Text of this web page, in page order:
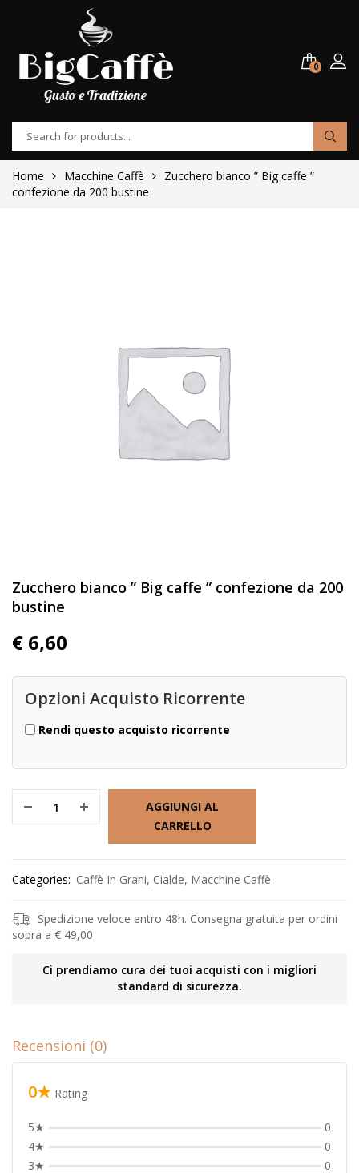
0
Home Macchine Caffè
Zucchero bianco ” Big caffe ”
confezione da 200 bustine
Zucchero bianco ” Big caffe ” confezione da 200
bustine
€ 6,60
Opzioni Acquisto Ricorrente
Rendi questo acquisto ricorrente
AGGIUNGI AL
CARRELLO
Categories: Caffè In Grani, Cialde, Macchine Caffè
Spedizione veloce entro 48h. Consegna gratuita per ordini
sopra a € 49,00
Ci prendiamo cura dei tuoi acquisti con i migliori
standard di sicurezza.
Recensioni (0)
0★ Rating
5★
0
4★
0
3★
0